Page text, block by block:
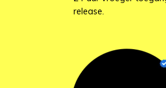
release.